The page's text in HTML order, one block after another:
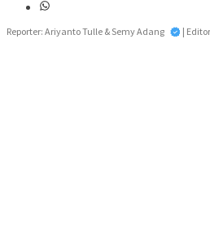
Reporter: Ariyanto Tulle & Semy Adang |